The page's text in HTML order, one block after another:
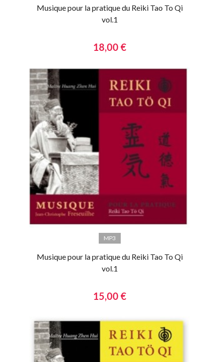
Musique pour la pratique du Reiki Tao To Qi
vol.1
18,00 €
MP3
Musique pour la pratique du Reiki Tao To Qi
vol.1
15,00 €